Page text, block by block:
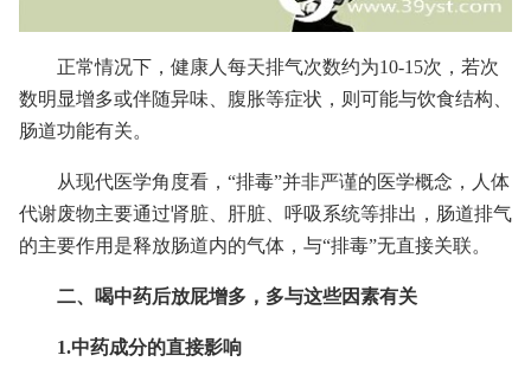
正常情况下，健康人每天排气次数约为10-15次，若次
数明显增多或伴随异味、腹胀等症状，则可能与饮食结构、
肠道功能有关。
从现代医学角度看，“排毒”并非严谨的医学概念，人体
代谢废物主要通过肾脏、肝脏、呼吸系统等排出，肠道排气
的主要作用是释放肠道内的气体，与“排毒”无直接关联。
二、喝中药后放屁增多，多与这些因素有关
1.中药成分的直接影响